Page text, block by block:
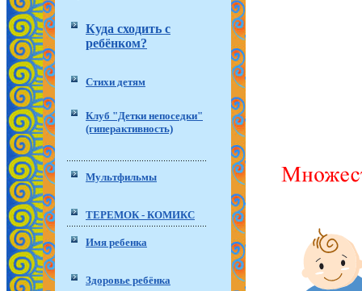
Куда сходить с
ребёнком?
Стихи детям
Клуб "Детки непоседки"
(гиперактивность)
Мультфильмы
ТЕРЕМОК - КОМИКС
Имя ребенка
Здоровье ребёнка